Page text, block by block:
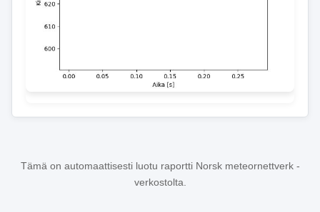
Tämä on automaattisesti luotu raportti Norsk meteornettverk -
verkostolta.